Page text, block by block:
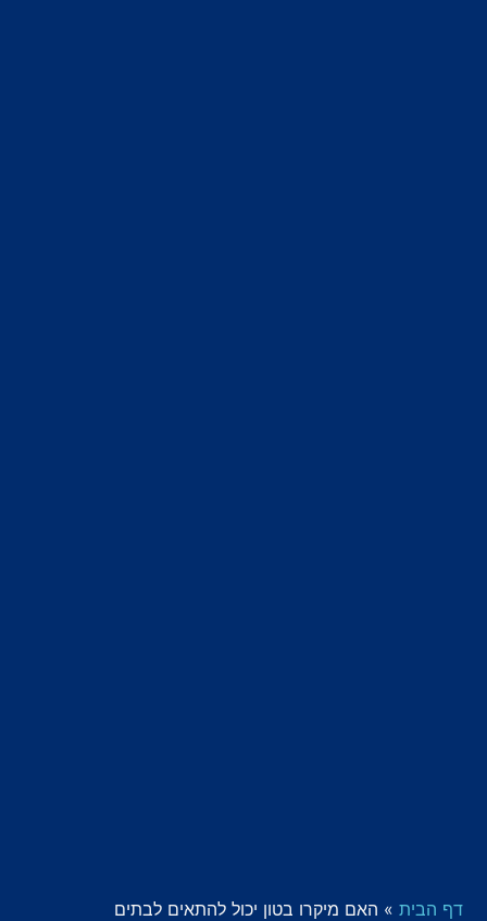
דף הבית » האם מיקרו בטון יכול להתאים לבתים